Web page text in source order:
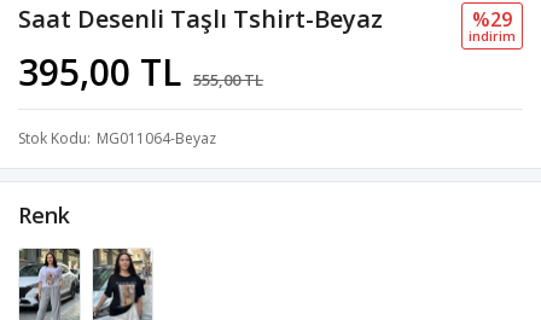
Saat Desenli Taşlı Tshirt-Beyaz
395,00 TL 555,00 TL
%29
i̇ndi̇ri̇m
Stok Kodu MG011064-Beyaz
Renk